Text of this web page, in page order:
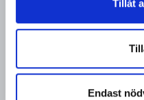
Tillåt
Endast